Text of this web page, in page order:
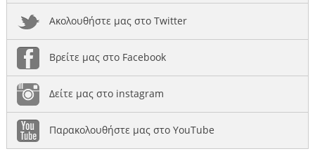
Ακολουθήστε μας στο Twitter
Βρείτε μας στο Facebook
Δείτε μας στο instagram
Παρακολουθήστε μας στο YouTube